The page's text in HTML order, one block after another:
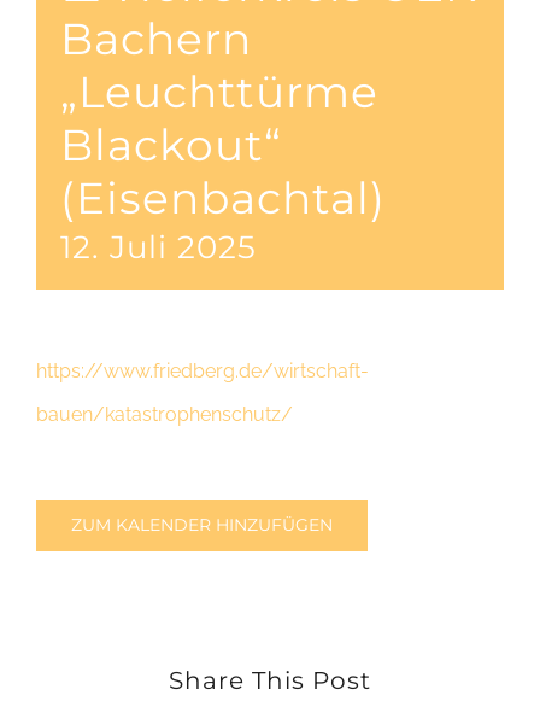
Bachern
„Leuchttürme
Blackout“
(Eisenbachtal)
12. Juli 2025
https://www.friedberg.de/wirtschaft-
bauen/katastrophenschutz/
ZUM KALENDER HINZUFÜGEN
Share This Post